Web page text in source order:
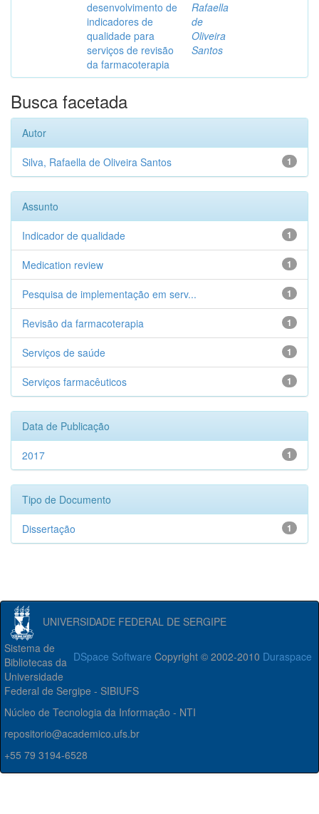
desenvolvimento de
indicadores de
qualidade para
serviços de revisão
da farmacoterapia
Rafaella
de
Oliveira
Santos
Busca facetada
Autor
1
Silva, Rafaella de Oliveira Santos
Assunto
1
Indicador de qualidade
1
Medication review
1
Pesquisa de implementação em serv...
1
Revisão da farmacoterapia
1
Serviços de saúde
1
Serviços farmacêuticos
Data de Publicação
1
2017
Tipo de Documento
1
Dissertação
UNIVERSIDADE FEDERAL DE SERGIPE
DSpace Software Copyright © 2002-2010 Duraspace
Sistema de
Bibliotecas da
Universidade
Federal de Sergipe - SIBIUFS
Núcleo de Tecnologia da Informação - NTI
repositorio@academico.ufs.br
+55 79 3194-6528